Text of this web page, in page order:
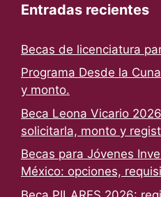
Entradas recientes
Becas de licenciatura
Programa Desde la
y monto.
Beca Leona Vicario
solicitarla, monto y
Becas para Jóvenes
México: opciones,